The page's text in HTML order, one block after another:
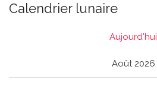
Calendrier lunaire
Aujourd'hui
Août 2026